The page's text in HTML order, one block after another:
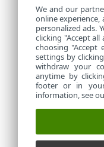
We and our
online experience,
personalized ads.
clicking "Accept all
choosing "Accept
settings by
withdraw your
anytime by
footer or in
information, see